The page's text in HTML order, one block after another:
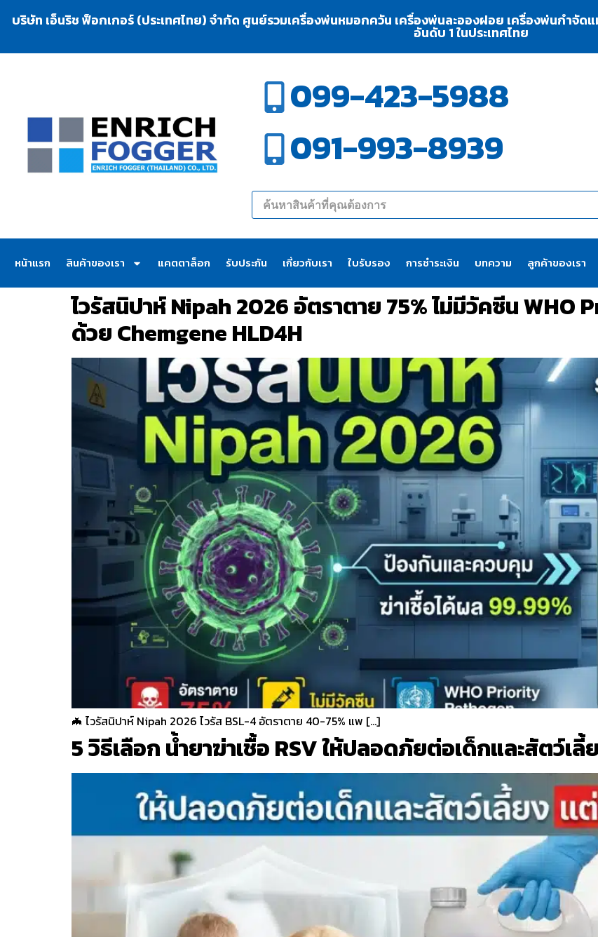
บริษัท เอ็นริช ฟ็อกเกอร์ (ประเทศไทย) จำกัด ศูนย์รวมเครื่องพ่นหมอกควัน เครื่องพ่นละอองฝอย เครื่องพ่นกำจัดแ
อันดับ 1 ในประเทศไทย
099-423-5988
091-993-8939
หน้าแรก สินค้าของเรา แคตตาล็อก รับประกัน เกี่ยวกับเรา ใบรับรอง การชำระเงิน บทความ ลูกค้าของเรา
ไวรัสนิปาห์ Nipah 2026 อัตราตาย 75% ไม่มีวัคซีน
ด้วย Chemgene HLD4H
🦇 ไวรัสนิปาห์ Nipah 2026 ไวรัส BSL-4 อัตราตาย 40-75% แพ […]
5 วิธีเลือก น้ำยาฆ่าเชื้อ RSV ให้ปลอดภัยต่อเด็กและสัตว์เ